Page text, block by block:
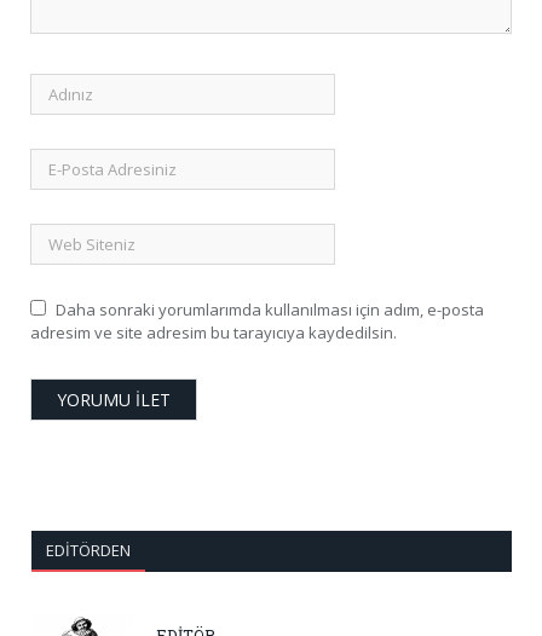
Daha sonraki yorumlarımda kullanılması için adım, e-posta
adresim ve site adresim bu tarayıcıya kaydedilsin.
EDITÖRDEN